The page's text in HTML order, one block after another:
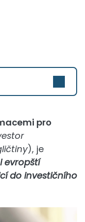
pro
), je
evropští
do investičního